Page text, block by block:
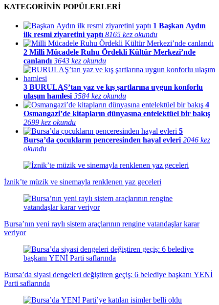
KATEGORİNİN POPÜLERLERİ
1 Başkan Aydın
ilk resmi ziyaretini yaptı 8165 kez okundu
2 Milli Mücadele Ruhu Ördekli Kültür Merkezi’nde
canlandı 3643 kez okundu
3 BURULAŞ’tan yaz ve kış şartlarına uygun konforlu
ulaşım hamlesi 3584 kez okundu
4
Osmangazi’de kitapların dünyasına entelektüel bir bakış
2699 kez okundu
5
Bursa’da çocukların penceresinden hayal evleri 2046 kez
okundu
İznik’te müzik ve sinemayla renklenen yaz geceleri
Bursa’nın yeni raylı sistem araçlarının rengine vatandaşlar karar
veriyor
Bursa’da siyasi dengeleri değiştiren geçiş: 6 belediye başkanı YENİ
Parti saflarında